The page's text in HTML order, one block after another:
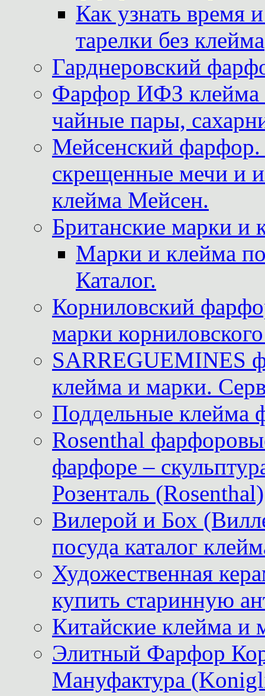
Как узнать время
тарелки без клейма
Гарднеровский
Фарфор ИФЗ клейма
чайные пары,
Мейсенский фарфор.
скрещенные мечи и
клейма Мейсен.
Британские марки и
Марки и клейма
Каталог.
Корниловский
марки
SARREGUEMINES
клейма и марки.
Поддельные клейма
Rosenthal
фарфоре –
Розенталь (Rosenthal)
Вилерой и Бох
посуда каталог
Художественная
купить старинную
Китайские клейма и
Элитный Фарфор
Мануфактура